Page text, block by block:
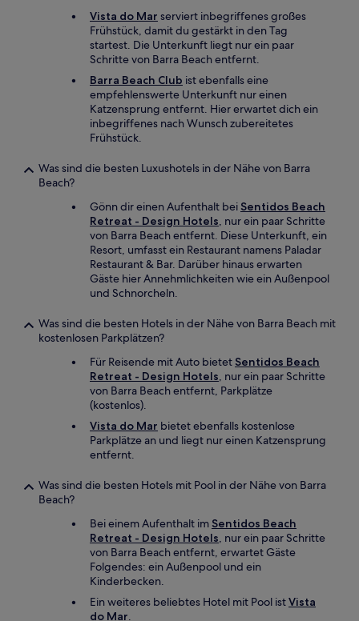
Vista do Mar serviert inbegriffenes großes
Frühstück, damit du gestärkt in den Tag
startest. Die Unterkunft liegt nur ein paar
Schritte von Barra Beach entfernt.
Barra Beach Club ist ebenfalls eine
empfehlenswerte Unterkunft nur einen
Katzensprung entfernt. Hier erwartet dich ein
inbegriffenes nach Wunsch zubereitetes
Frühstück.
Was sind die besten Luxushotels in der Nähe von Barra
Beach?
Gönn dir einen Aufenthalt bei Sentidos Beach
Retreat - Design Hotels, nur ein paar Schritte
von Barra Beach entfernt. Diese Unterkunft, ein
Resort, umfasst ein Restaurant namens Paladar
Restaurant & Bar. Darüber hinaus erwarten
Gäste hier Annehmlichkeiten wie ein Außenpool
und Schnorcheln.
Was sind die besten Hotels in der Nähe von Barra Beach mit
kostenlosen Parkplätzen?
Für Reisende mit Auto bietet Sentidos Beach
Retreat - Design Hotels, nur ein paar Schritte
von Barra Beach entfernt, Parkplätze
(kostenlos).
Vista do Mar bietet ebenfalls kostenlose
Parkplätze an und liegt nur einen Katzensprung
entfernt.
Was sind die besten Hotels mit Pool in der Nähe von Barra
Beach?
Bei einem Aufenthalt im Sentidos Beach
Retreat - Design Hotels, nur ein paar Schritte
von Barra Beach entfernt, erwartet Gäste
Folgendes: ein Außenpool und ein
Kinderbecken.
Ein weiteres beliebtes Hotel mit Pool istVista
do Mar.